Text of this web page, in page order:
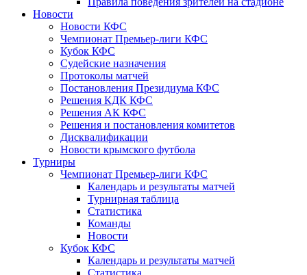
Новости
Новости КФС
Чемпионат Премьер-лиги КФС
Кубок КФС
Судейские назначения
Протоколы матчей
Постановления Президиума КФС
Решения КДК КФС
Решения АК КФС
Решения и постановления комитетов
Дисквалификации
Новости крымского футбола
Турниры
Чемпионат Премьер-лиги КФС
Календарь и результаты матчей
Турнирная таблица
Статистика
Команды
Новости
Кубок КФС
Календарь и результаты матчей
Статистика